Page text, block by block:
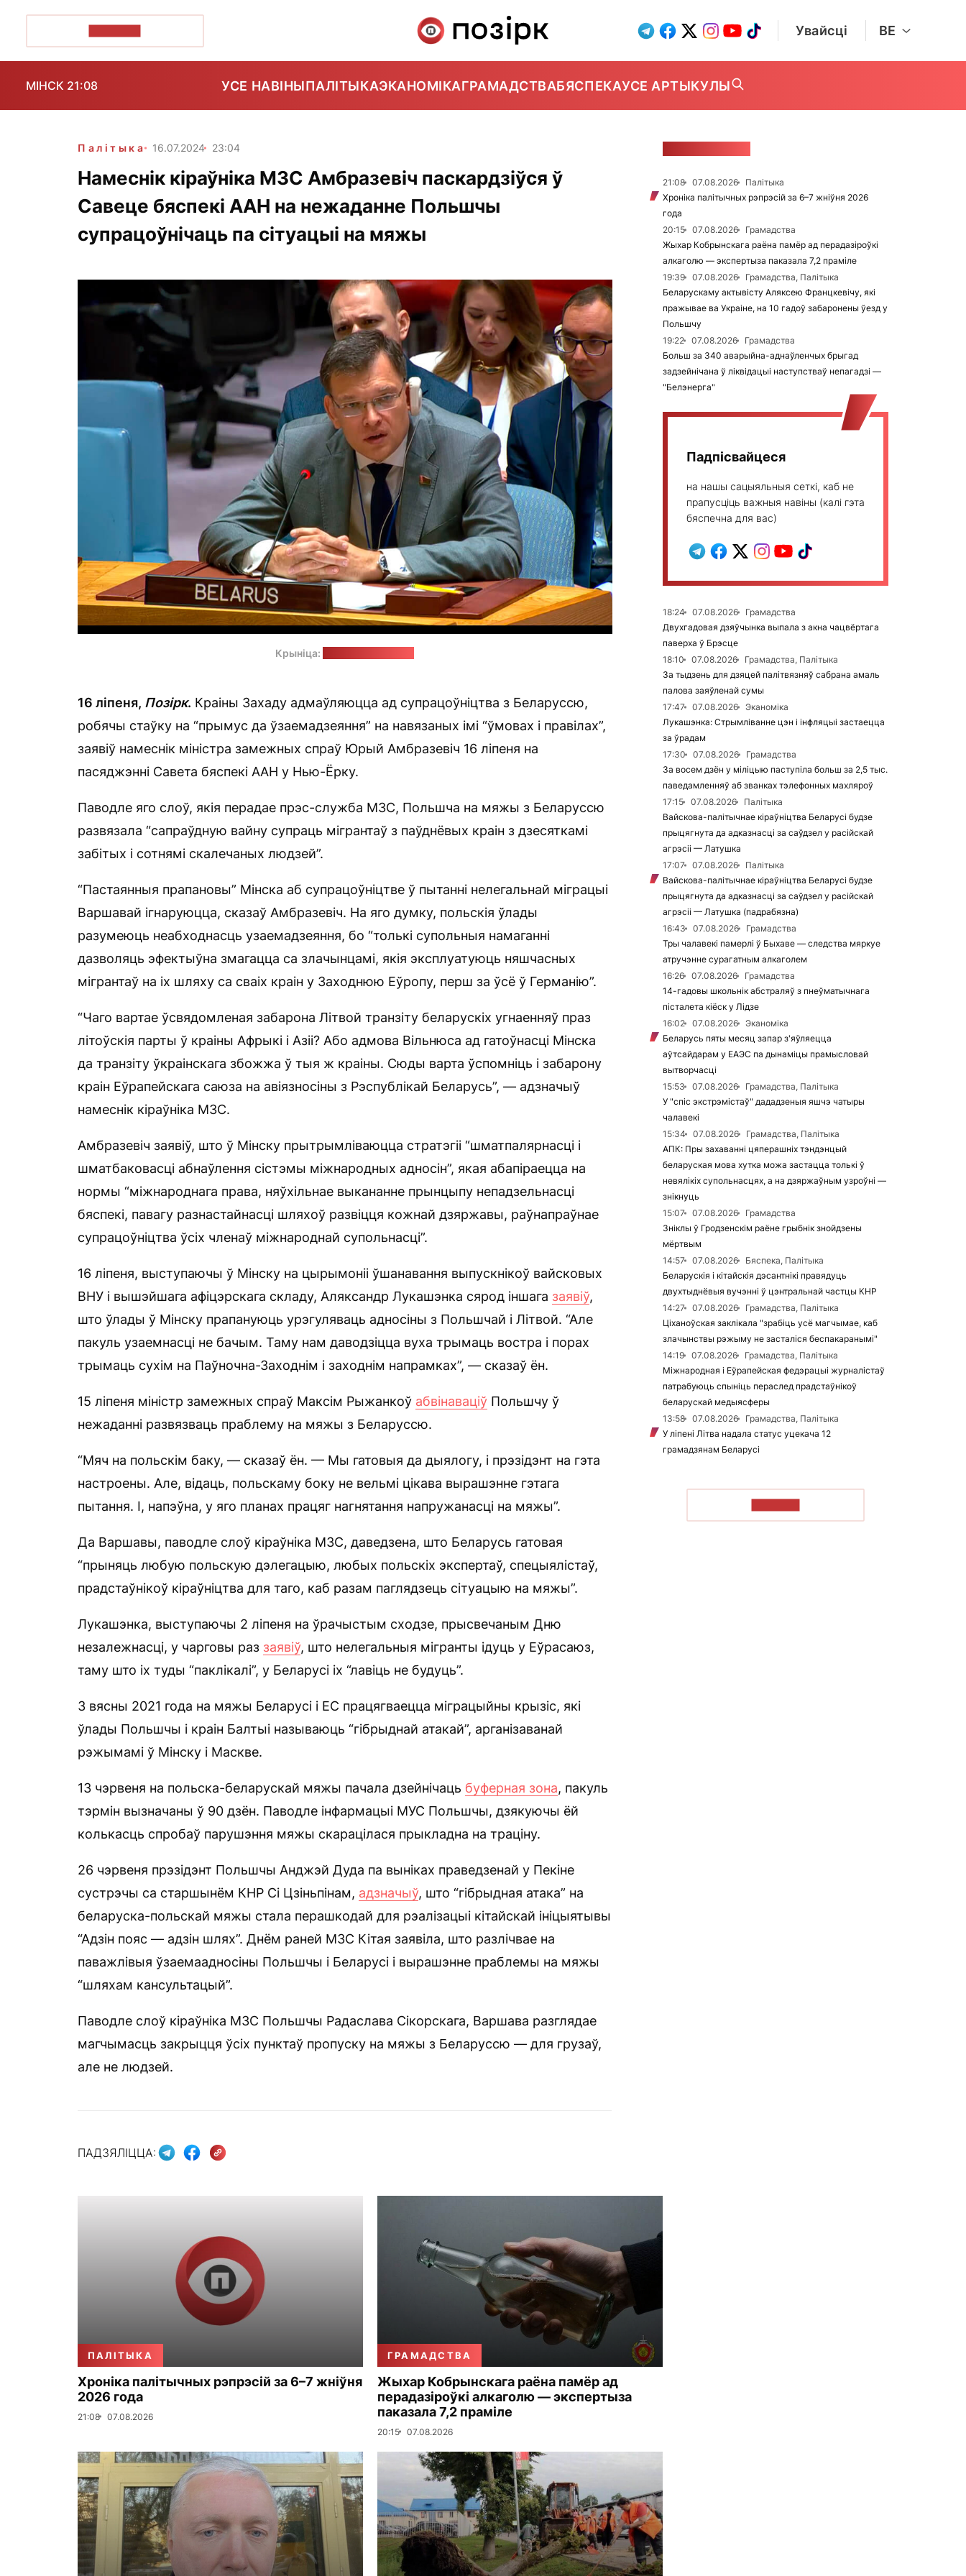
Увайсці BE
МІНСК 21:08 УСЕ НАВІНЫПАЛІТЫКАЭКАНОМІКАГРАМАДСТВАБЯСПЕКАУСЕ АРТЫКУЛЫ
Палітыка 16.07.2024 23:04
Намеснік кіраўніка МЗС Амбразевіч паскардзіўся ў
Савеце бяспекі ААН на нежаданне Польшчы
супрацоўнічаць па сітуацыі на мяжы
Крыніца:
16 ліпеня, Позірк. Краіны Захаду адмаўляюцца ад супрацоўніцтва з Беларуссю,
робячы стаўку на “прымус да ўзаемадзеяння” на навязаных імі “ўмовах і правілах”,
заявіў намеснік міністра замежных спраў Юрый Амбразевіч 16 ліпеня на
пасяджэнні Савета бяспекі ААН у Нью-Ёрку.
Паводле яго слоў, якія перадае прэс-служба МЗС, Польшча на мяжы з Беларуссю
развязала “сапраўдную вайну супраць мігрантаў з паўднёвых краін з дзесяткамі
забітых і сотнямі скалечаных людзей”.
“Пастаянныя прапановы” Мінска аб супрацоўніцтве ў пытанні нелегальнай міграцыі
Варшавай ігнаруюцца, сказаў Амбразевіч. На яго думку, польскія ўлады
разумеюць неабходнасць узаемадзеяння, бо “толькі супольныя намаганні
дазволяць эфектыўна змагацца са злачынцамі, якія эксплуатуюць няшчасных
мігрантаў на іх шляху са сваіх краін у Заходнюю Еўропу, перш за ўсё ў Германію”.
“Чаго вартае ўсвядомленая забарона Літвой транзіту беларускіх угнаенняў праз
літоўскія парты ў краіны Афрыкі і Азіі? Або адмова Вільнюса ад гатоўнасці Мінска
да транзіту ўкраінскага збожжа ў тыя ж краіны. Сюды варта ўспомніць і забарону
краін Еўрапейскага саюза на авіязносіны з Рэспублікай Беларусь”, — адзначыў
намеснік кіраўніка МЗС.
Амбразевіч заявіў, што ў Мінску прытрымліваюцца стратэгіі “шматпалярнасці і
шматбаковасці абнаўлення сістэмы міжнародных адносін”, якая абапіраецца на
нормы “міжнароднага права, няўхільнае выкананне прынцыпу непадзельнасці
бяспекі, павагу разнастайнасці шляхоў развіцця кожнай дзяржавы, раўнапраўнае
супрацоўніцтва ўсіх членаў міжнароднай супольнасці”.
16 ліпеня, выступаючы ў Мінску на цырымоніі ўшанавання выпускнікоў вайсковых
ВНУ і вышэйшага афіцэрскага складу, Аляксандр Лукашэнка сярод іншага заявіў,
што ўлады ў Мінску прапануюць урэгуляваць адносіны з Польшчай і Літвой. “Але
пакуль узаемнасці не бачым. Таму нам даводзіцца вуха трымаць востра і порах
трымаць сухім на Паўночна-Заходнім і заходнім напрамках”, — сказаў ён.
15 ліпеня міністр замежных спраў Максім Рыжанкоў абвінаваціў Польшчу ў
нежаданні развязваць праблему на мяжы з Беларуссю.
“Мяч на польскім баку, — сказаў ён. — Мы гатовыя да дыялогу, і прэзідэнт на гэта
настроены. Але, відаць, польскаму боку не вельмі цікава вырашэнне гэтага
пытання. І, напэўна, у яго планах працяг нагнятання напружанасці на мяжы”.
Да Варшавы, паводле слоў кіраўніка МЗС, даведзена, што Беларусь гатовая
“прыняць любую польскую дэлегацыю, любых польскіх экспертаў, спецыялістаў,
прадстаўнікоў кіраўніцтва для таго, каб разам паглядзець сітуацыю на мяжы”.
Лукашэнка, выступаючы 2 ліпеня на ўрачыстым сходзе, прысвечаным Дню
незалежнасці, у чарговы раз заявіў, што нелегальныя мігранты ідуць у Еўрасаюз,
таму што іх туды “паклікалі”, у Беларусі іх “лавіць не будуць”.
З вясны 2021 года на мяжы Беларусі і ЕС працягваецца міграцыйны крызіс, які
ўлады Польшчы і краін Балтыі называюць “гібрыднай атакай”, арганізаванай
рэжымамі ў Мінску і Маскве.
13 чэрвеня на польска-беларускай мяжы пачала дзейнічаць буферная зона, пакуль
тэрмін вызначаны ў 90 дзён. Паводле інфармацыі МУС Польшчы, дзякуючы ёй
колькасць спробаў парушэння мяжы скарацілася прыкладна на траціну.
26 чэрвеня прэзідэнт Польшчы Анджэй Дуда па выніках праведзенай у Пекіне
сустрэчы са старшынём КНР Сі Цзіньпінам, адзначыў, што “гібрыдная атака” на
беларуска-польскай мяжы стала перашкодай для рэалізацыі кітайскай ініцыятывы
“Адзін пояс — адзін шлях”. Днём раней МЗС Кітая заявіла, што разлічвае на
паважлівыя ўзаемаадносіны Польшчы і Беларусі і вырашэнне праблемы на мяжы
“шляхам кансультацый”.
Паводле слоў кіраўніка МЗС Польшчы Радаслава Сікорскага, Варшава разглядае
магчымасць закрыцця ўсіх пунктаў пропуску на мяжы з Беларуссю — для грузаў,
але не людзей.
ПАДЗЯЛІЦЦА:
ПАЛІТЫКА
Хроніка палітычных рэпрэсій за 6–7 жніўня
2026 года
21:08 07.08.2026
ГРАМАДСТВА
Жыхар Кобрынскага раёна памёр ад
перадазіроўкі алкаголю — экспертыза
паказала 7,2 праміле
20:15 07.08.2026
21:08 07.08.2026
Палітыка
Хроніка палітычных рэпрэсій за 6–7 жніўня 2026
года
20:15
07.08.2026
Грамадства
Жыхар Кобрынскага раёна памёр ад перадазіроўкі
алкаголю — экспертыза паказала 7,2 праміле
19:39
07.08.2026
Грамадства, Палітыка
Беларускаму актывісту Аляксею Францкевічу, які
пражывае ва Украіне, на 10 гадоў забаронены ўезд у
Польшчу
19:22
07.08.2026
Грамадства
Больш за 340 аварыйна-аднаўленчых брыгад
задзейнічана ў ліквідацыі наступстваў непагадзі —
"Белэнерга"
Падпісвайцеся
на нашы сацыяльныя сеткі, каб не
прапусціць важныя навіны (калі гэта
бяспечна для вас)
18:24 07.08.2026
Грамадства
Двухгадовая дзяўчынка выпала з акна чацвёртага
паверха ў Брэсце
18:10
07.08.2026
Грамадства, Палітыка
За тыдзень для дзяцей палітвязняў сабрана амаль
палова заяўленай сумы
17:47
07.08.2026
Эканоміка
Лукашэнка: Стрымліванне цэн і інфляцыі застаецца
за ўрадам
17:30
07.08.2026
Грамадства
За восем дзён у міліцыю паступіла больш за 2,5 тыс.
паведамленняў аб званках тэлефонных махляроў
17:15
07.08.2026
Палітыка
Вайскова-палітычнае кіраўніцтва Беларусі будзе
прыцягнута да адказнасці за саўдзел у расійскай
агрэсіі — Латушка
17:07
07.08.2026
Палітыка
Вайскова-палітычнае кіраўніцтва Беларусі будзе
прыцягнута да адказнасці за саўдзел у расійскай
агрэсіі — Латушка (падрабязна)
16:43
07.08.2026
Грамадства
Тры чалавекі памерлі ў Быхаве — следства мяркуе
атручэнне сурагатным алкаголем
16:26
07.08.2026
Грамадства
14-гадовы школьнік абстраляў з пнеўматычнага
пісталета кіёск у Лідзе
16:02
07.08.2026
Эканоміка
Беларусь пяты месяц запар з'яўляецца
аўтсайдарам у ЕАЭС па дынаміцы прамысловай
вытворчасці
15:53
07.08.2026
Грамадства, Палітыка
У "спіс экстрэмістаў" дададзеныя яшчэ чатыры
чалавекі
15:34
07.08.2026
Грамадства, Палітыка
АПК: Пры захаванні цяперашніх тэндэнцый
беларуская мова хутка можа застацца толькі ў
невялікіх супольнасцях, а на дзяржаўным узроўні —
знікнуць
15:07
07.08.2026
Грамадства
Зніклы ў Гродзенскім раёне грыбнік знойдзены
мёртвым
14:57
07.08.2026
Бяспека, Палітыка
Беларускія і кітайскія дэсантнікі правядуць
двухтыднёвыя вучэнні ў цэнтральнай частцы КНР
14:27
07.08.2026
Грамадства, Палітыка
Ціханоўская заклікала "зрабіць усё магчымае, каб
злачынствы рэжыму не засталіся беспакаранымі"
14:19
07.08.2026
Грамадства, Палітыка
Міжнародная і Еўрапейская федэрацыі журналістаў
патрабуюць спыніць пераслед прадстаўнікоў
беларускай медыясферы
13:58
07.08.2026
Грамадства, Палітыка
У ліпені Літва надала статус уцекача 12
грамадзянам Беларусі